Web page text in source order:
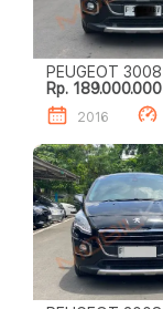
Rp. 189.000.000
2016